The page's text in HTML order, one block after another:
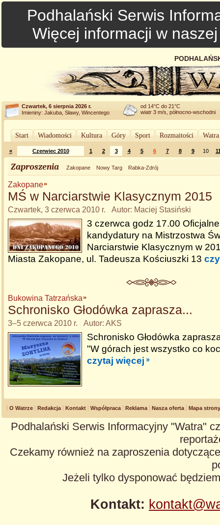
Podhalański Serwis
Więcej informacji w
Czwartek, 6 sierpnia 2026 r.
Imieniny: Jakuba, Sławy, Wincentego
od 14°C do 21°C
wiatr 3 m/s, północno-wschodni
Start Wiadomości Kultura Góry Sport Rozmaitości
« Czerwiec 2010 1 2 3 4 5 6 7 8 9 10
Zaproszenia Zakopane Nowy Targ Rabka-Zdrój
Zakopane
MŚ w Narciarstwie Klasycznym 2015
Czwartek, 3 czerwca 2010 r. Autor: Maciej Stasiński
3 czerwca godz 17.00
kandydatury na Mistrzostwa
Narciarstwie Klasycznym w
Miasta Zakopane, ul. Tadeusza Kościuszki 13
Bukowina Tatrzańska
Schronisko Głodówka zaprasza...
3–5 czerwca 2010 r. Autor: AKS
Schronisko Głodówka
"W górach jest wszystko co
czytaj więcej
O Watrze Redakcja Kontakt Współpraca Reklama Nasza oferta Mapa strony
Podhalański Serwis Informacyjny "Watra"
Czekamy również na zaproszenia
Jeżeli tylko dysponować
Kontakt: